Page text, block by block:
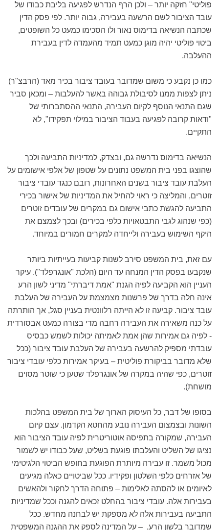
פוליטי" חזקה יותר – ולכן הרף הנדרש לפגיעה בליבת כבודו של
עובד הציבור לשם הרשעה בעבירה, גבוה יותר. לפי פסק הדין
שכתבה הנשיאה בדימוס נאור ולו הסכימו כמעט כל השופטים,
ביטוי פוליטי יהיה מוגן כמעט תמיד מהעמדה לדין בעבירת
ההעלבה.
כמו כן נקבע כי משום שמדובר בעובד ציבור בכיר מאד (הרבצ"ר)
ניתן לצפות ממנו לסיבולת גבוהה באשר להעלבות – ומכאן סביר
שגם התנאי הנוסף לקיום העבירה, התנאי ההסתברותי של
"ודאות קרובה לפגיעה בעבוד הציבור במילוי תפקידו", לא
התקיים.
הנשיאה בדימוס נדרשה גם, ובצדק, למדיניות התביעה ולכך
שהוצגו בפני בית המשפט נתונים על שטפון של אלפי אישומים על
העלבת עובד ציבור בשנים האחרונות, רובם כנגד עובדי ציבור
זוטרים, והמליצה כי ראוי להחיל את המדיניות של אישור בכירי
התביעה להגשת כתבי אישום גם במקרים של עובדים זוטרים
(כפי שנהוג לגבי התבטאויות כלפי בכירים) ובכך לצמצם את
היקף השימוש בעבירה ולייחדה למקרים חמורים במיוחד.
עם זאת, בית המשפט סירב לשנות קביעות בעייתיות ביותר
שנקבעו בפסק הדין המנחה עד היום (הלכת "אונגרפלד"). עיקר
העניין הוא הקביעה לפיה הגנת "אמת דיברתי" מדיני לשון הרע
אינה חלה בדרך של פרשנות מצמצמת על העבירה של העלבת
עובד ציבור. קביעה זו לא הייתה רלוונטית בעניין סגל, אך הותרתה
על כנה משאירה את העבירה רחבה מדי בצורה כמעט אבסורדית
- לפיה גם אמירות שהן אמת לאמיתה יכולות לשמש כבסיס
עובדתי מספיק להרשעה בעבירה של העלבת עובד ציבור (ככל
שלא מדובר בביקורת פוליטית – בעיקר אמירות כלפי עובדי ציבור
זוטרים, כפי שהיה במקרה של אונגרפלד שטען כי שוטר מסוים
מושחת).
בסופו של דבר, כל העיסוק הארוך של בית המשפט בהלכות
השונות ובצמצום העבירה נובע מהחטא הקדמון. עצם קיום
העבירה, שמקורה בתפיסה אוטוריטרית לפיה עובד הציבור הוא
נציגו של השליט והעלבתו פוגעת בשליט, שעל כבודו יש לשמור
מכול משמר. זו עבירה מיותרת הפוגעת בחופש הביטוי הלגיטימי
של אזרחים כלפי השלטון ופקידיו. ככל שביטויים כאלה מגיעים
לאיומים או להסתה לאלימות – פתוחה הדרך לחקור ולהאשים
בעבירות אלה. עובדי ציבור בהחלט זכאים להגנה וככל שמדיניות
התביעה בעבירות אלה לא מספקת יש לבחנה מחדש. ככל
שמדובר בלשון הרע, – על המדינה לספק את ההגנה המשפטית